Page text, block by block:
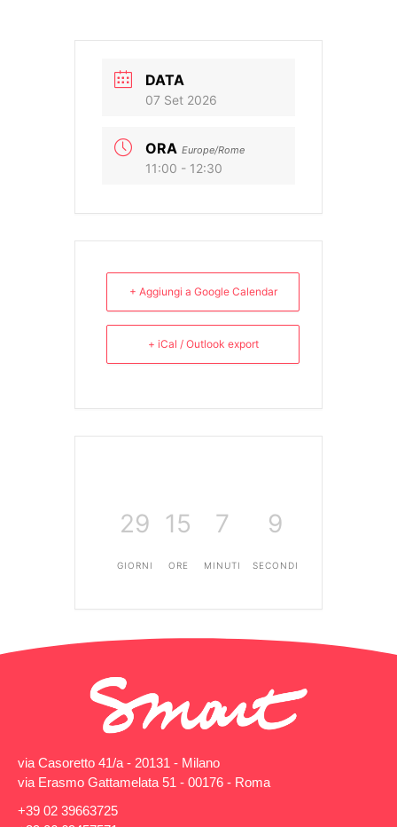
DATA
07 Set 2026
ORA Europe/Rome
11:00 - 12:30
+ Aggiungi a Google Calendar
+ iCal / Outlook export
29
GIORNI
15
ORE
7
MINUTI
8
SECONDI
via Casoretto 41/a - 20131 - Milano
via Erasmo Gattamelata 51 - 00176 - Roma
+39 02 39663725